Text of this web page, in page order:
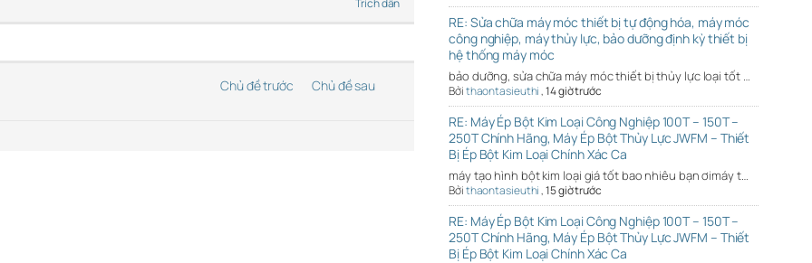
Trích dẫn
Chủ đề trước Chủ đề sau
RE: Sửa chữa máy móc thiết bị tự động hóa, máy móc
công nghiệp, máy thủy lực, bảo dưỡng định kỳ thiết bị
hệ thống máy móc
bảo dưỡng, sửa chữa máy móc thiết bị thủy lực loại tốt …
Bởithaontasieuthi,14 giờ trước
RE: Máy Ép Bột Kim Loại Công Nghiệp 100T – 150T –
250T Chính Hãng, Máy Ép Bột Thủy Lực JWFM – Thiết
Bị Ép Bột Kim Loại Chính Xác Ca
máy tạo hình bột kim loại giá tốt bao nhiêu bạn ơimáy t…
Bởithaontasieuthi,15 giờ trước
RE: Máy Ép Bột Kim Loại Công Nghiệp 100T – 150T –
250T Chính Hãng, Máy Ép Bột Thủy Lực JWFM – Thiết
Bị Ép Bột Kim Loại Chính Xác Ca